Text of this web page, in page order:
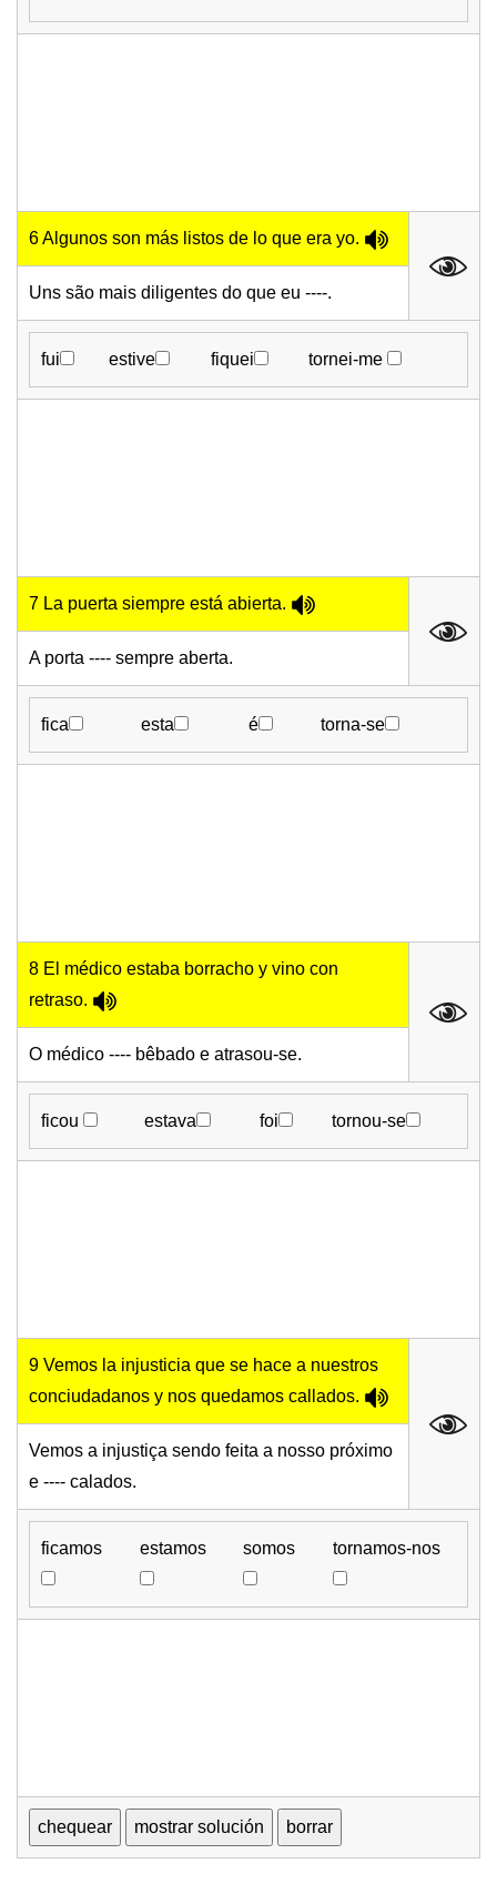
6 Algunos son más listos de lo que era yo.
Uns são mais diligentes do que eu ----.
fui estive fiquei tornei-me
7 La puerta siempre está abierta.
A porta ---- sempre aberta.
fica esta é torna-se
8 El médico estaba borracho y vino con
retraso.
O médico ---- bêbado e atrasou-se.
ficou estava foi tornou-se
9 Vemos la injusticia que se hace a nuestros
conciudadanos y nos quedamos callados.
Vemos a injustiça sendo feita a nosso próximo
e ---- calados.
ficamos estamos somos tornamos-nos